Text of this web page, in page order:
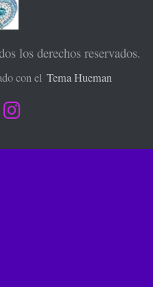
los derechos reservados.
con elTema Hueman